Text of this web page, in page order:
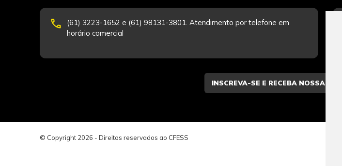
phone
(61) 3223-1652 e (61) 98131-3801. Atendimento por telefone em
horário comercial
© Copyright 2026 - Direitos reservados ao CFESS